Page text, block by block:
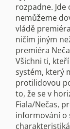
rozpadne.
nemůžeme
vládě
ničím jiným
premiéra
Všichni ti,
systém, který
protilidovou
to, že se v
Fiala/Nečas,
informování o